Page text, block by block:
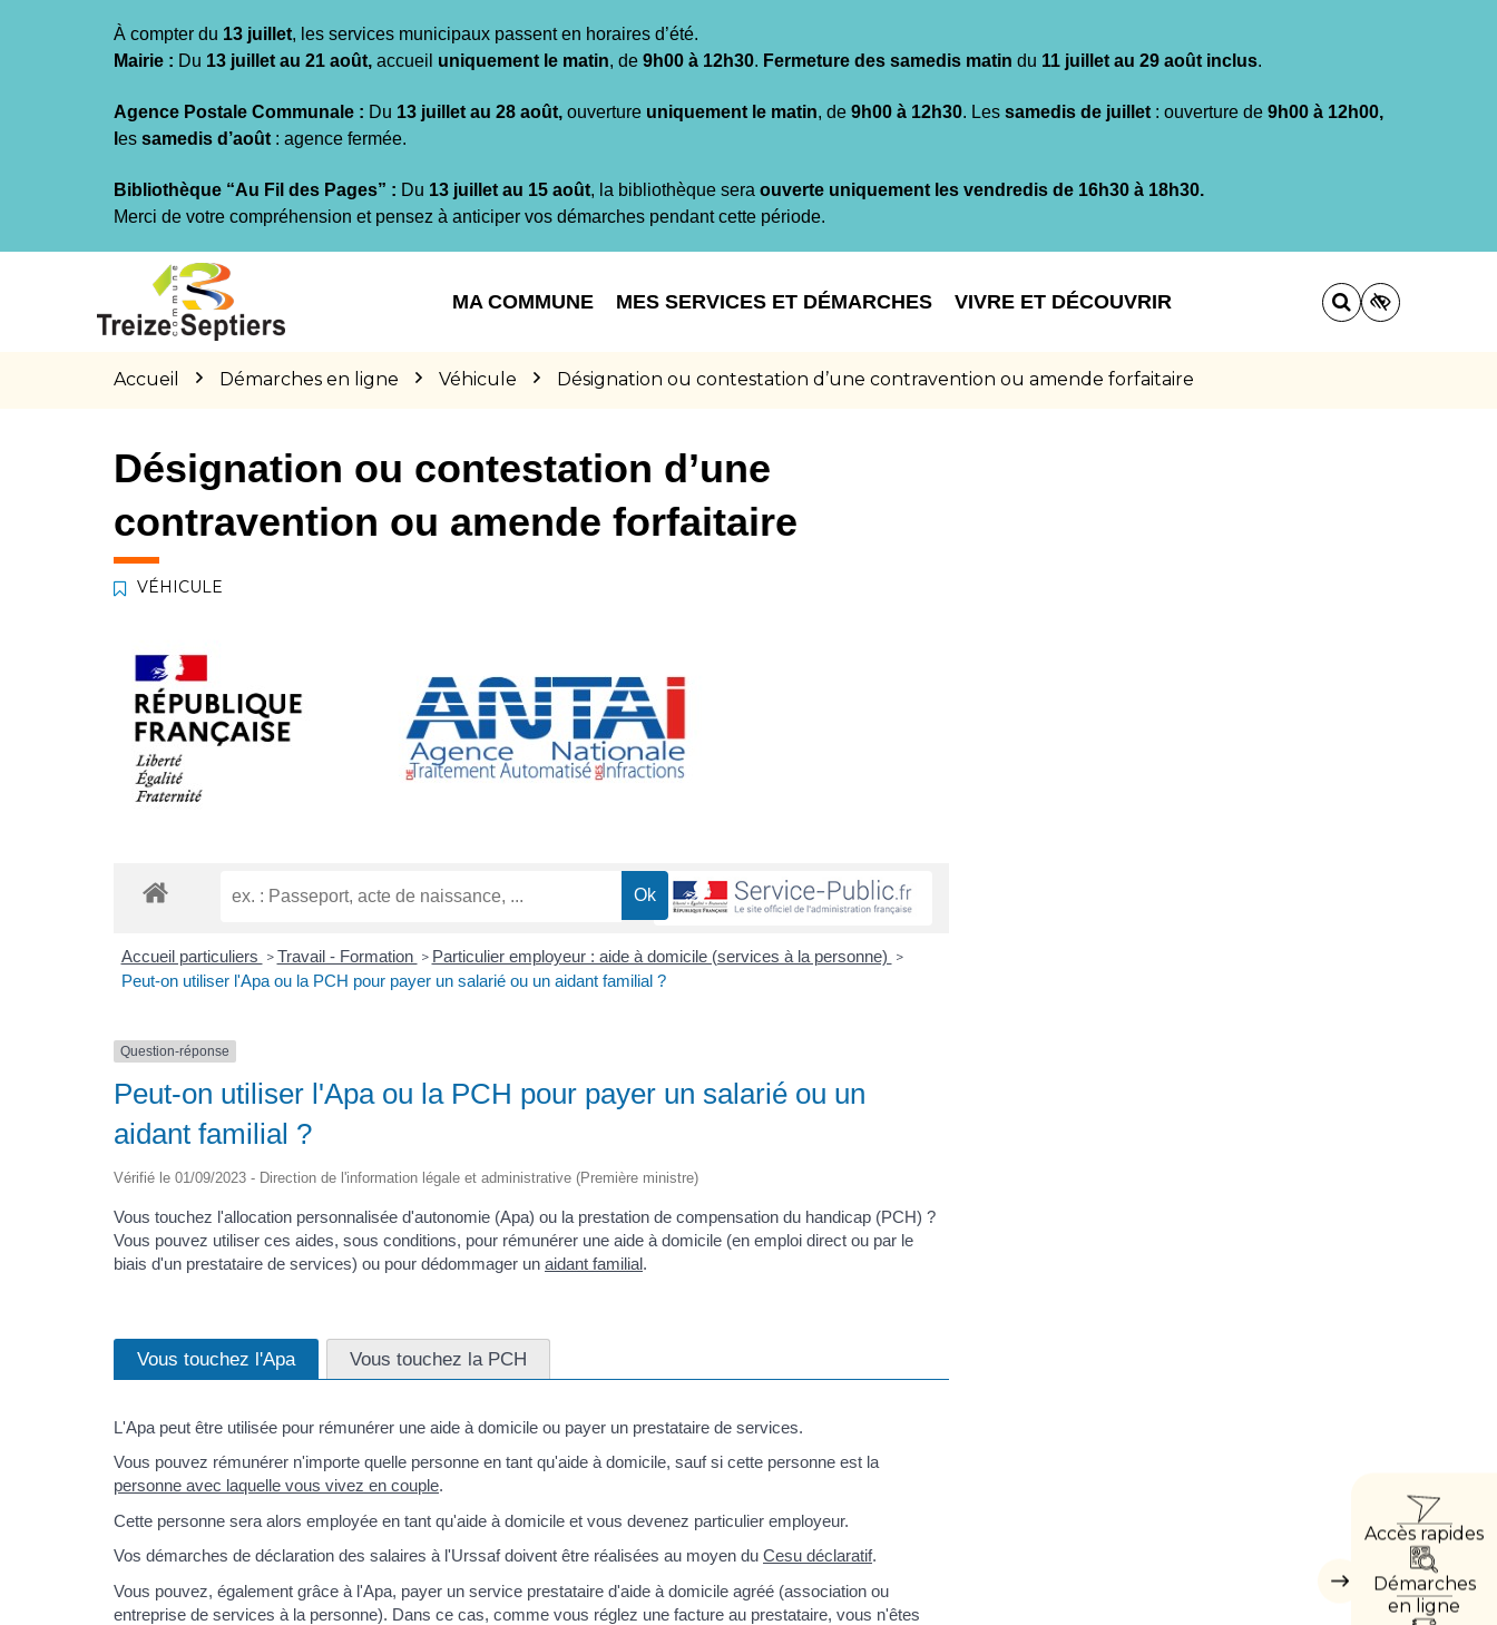
À compter du 13 juillet, les services municipaux passent en horaires d’été.
Mairie : Du 13 juillet au 21 août, accueil uniquement le matin, de 9h00 à 12h30. Fermeture des samedis matin du 11 juillet au 29 août inclus.
Agence Postale Communale : Du 13 juillet au 28 août, ouverture uniquement le matin, de 9h00 à 12h30. Les samedis de juillet : ouverture de 9h00 à 12h00,
es samedis d’août : agence fermée.
Bibliothèque “Au Fil des Pages” : Du 13 juillet au 15 août, la bibliothèque sera ouverte uniquement les vendredis de 16h30 à 18h30.
Merci de votre compréhension et pensez à anticiper vos démarches pendant cette période.
MA COMMUNE MES SERVICES ET DÉMARCHES VIVRE ET DÉCOUVRIR
Accueil Démarches en ligne Véhicule Désignation ou contestation d’une contravention ou amende forfaitaire
Masquer
Accès rapides
Démarches
en ligne
Désignation ou contestation d’une
contravention ou amende forfaitaire
VÉHICULE
Accueil particuliers > Travail - Formation > Particulier employeur : aide à domicile (services à la personne) >
Peut-on utiliser l'Apa ou la PCH pour payer un salarié ou un aidant familial ?
Question-réponse
Peut-on utiliser l'Apa ou la PCH pour payer un salarié ou un
aidant familial ?
Vérifié le 01/09/2023 - Direction de l'information légale et administrative (Première ministre)
Vous touchez l'allocation personnalisée d'autonomie (Apa) ou la prestation de compensation du handicap (PCH) ?
Vous pouvez utiliser ces aides, sous conditions, pour rémunérer une aide à domicile (en emploi direct ou par le
biais d'un prestataire de services) ou pour dédommager un aidant familial.
Vous touchez l'Apa Vous touchez la PCH
L'Apa peut être utilisée pour rémunérer une aide à domicile ou payer un prestataire de services.
Vous pouvez rémunérer n'importe quelle personne en tant qu'aide à domicile, sauf si cette personne est la
personne avec laquelle vous vivez en couple.
Cette personne sera alors employée en tant qu'aide à domicile et vous devenez particulier employeur.
Vos démarches de déclaration des salaires à l'Urssaf doivent être réalisées au moyen du Cesu déclaratif.
Vous pouvez, également grâce à l'Apa, payer un service prestataire d'aide à domicile agréé (association ou
entreprise de services à la personne). Dans ce cas, comme vous réglez une facture au prestataire, vous n'êtes